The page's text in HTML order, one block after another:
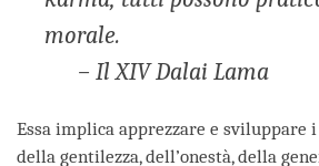
morale.
– Il XIV Dalai Lama
Essa implica apprezzare e sviluppare
della gentilezza, dell’onestà, della